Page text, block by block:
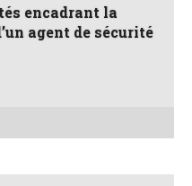
encadrant la
agent de sécurité